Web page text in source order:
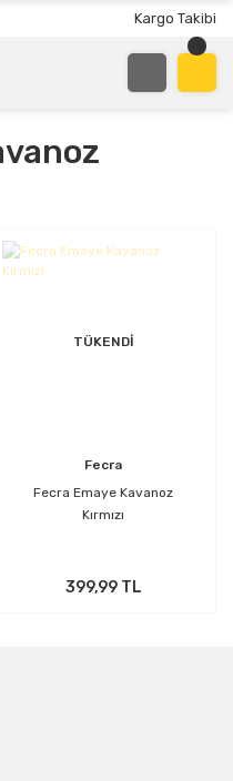
Kargo Takibi
TÜKENDİ
Fecra
Fecra Emaye Kavanoz
Kırmızı
399,99 TL